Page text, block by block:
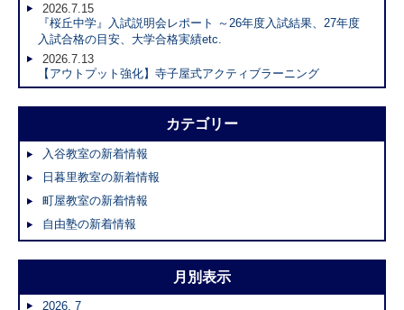
2026.7.15
『桜丘中学』入試説明会レポート ～26年度入試結果、27年度
入試合格の目安、大学合格実績etc.
2026.7.13
【アウトプット強化】寺子屋式アクティブラーニング
カテゴリー
入谷教室の新着情報
日暮里教室の新着情報
町屋教室の新着情報
自由塾の新着情報
月別表示
2026. 7